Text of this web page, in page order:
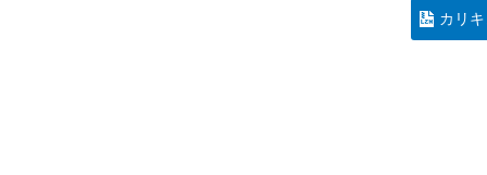
カリ